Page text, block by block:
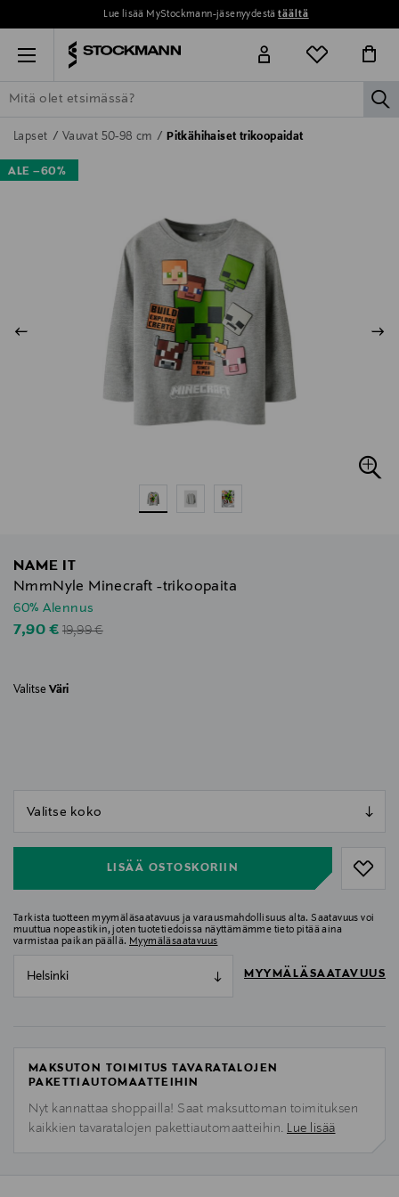
Lue lisää MyStockmann-jäsenyydestätäältä
Menu
ETSI KAIKKI NAISET MIEHET LAPSET KOTI
Lapset Vauvat 50-98 cm Pitkähihaiset trikoopaidat
ALE –60%
NAME IT
NmmNyle Minecraft -trikoopaita
60% Alennus
Discounted Price
7,90 € Original Price
19,99 €
Valitse Väri
LISÄÄ OSTOSKORIIN
Tarkista tuotteen myymäläsaatavuus ja varausmahdollisuus alta. Saatavuus voi
muuttua nopeastikin, joten tuotetiedoissa näyttämämme tieto pitää aina
varmistaa paikan päällä. Myymäläsaatavuus
Helsinki MYYMÄLÄSAATAVUUS
MAKSUTON TOIMITUS TAVARATALOJEN
PAKETTIAUTOMAATTEIHIN
Nyt kannattaa shoppailla! Saat maksuttoman toimituksen
kaikkien tavaratalojen pakettiautomaatteihin. Lue lisää